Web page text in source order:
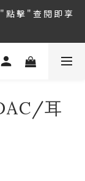
熱 開 演 ‧  音 悅
點 擊 " 查 閱 即 享
熱 開 演 ‧  音 悅
耳